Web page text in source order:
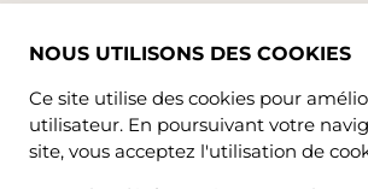
NOUS UTILISONS DES COOKIES
Ce site utilise des cookies pour
utilisateur. En poursuivant votre
site, vous acceptez l'utilisation de